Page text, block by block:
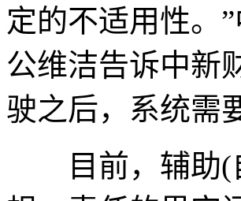
定的不适用性。
公维洁告诉中新
驶之后，系统需
目前，辅助(